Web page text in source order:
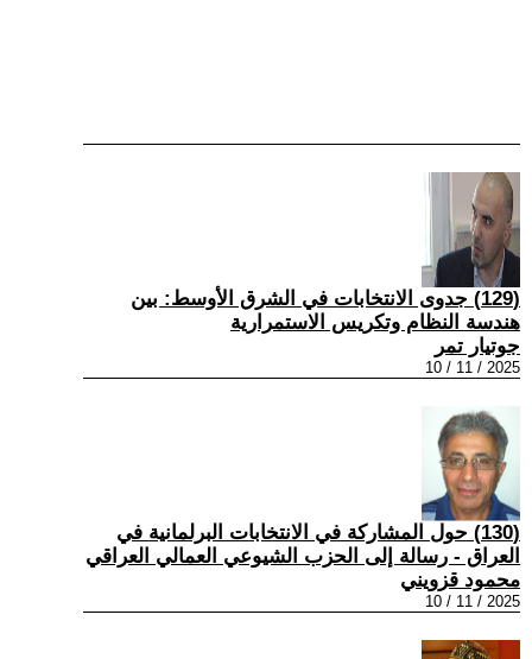
(129) جدوى الانتخابات في الشرق الأوسط: بين
هندسة النظام وتكريس الاستمرارية
جوتيار تمر
2025 / 11 / 10
(130) حول المشاركة في الانتخابات البرلمانية في
العراق - رسالة إلى الحزب الشيوعي العمالي العراقي
محمود قزويني
2025 / 11 / 10